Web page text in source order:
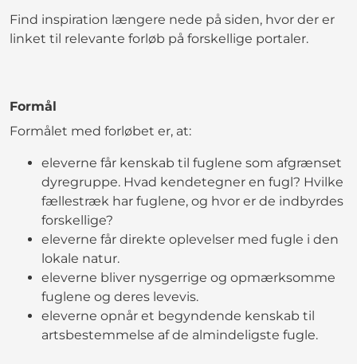
Find inspiration længere nede på siden, hvor der er
linket til relevante forløb på forskellige portaler.
Formål
Formålet med forløbet er, at:
eleverne får kenskab til fuglene som afgrænset
dyregruppe. Hvad kendetegner en fugl? Hvilke
fællestræk har fuglene, og hvor er de indbyrdes
forskellige?
eleverne får direkte oplevelser med fugle i den
lokale natur.
eleverne bliver nysgerrige og opmærksomme
fuglene og deres levevis.
eleverne opnår et begyndende kenskab til
artsbestemmelse af de almindeligste fugle.